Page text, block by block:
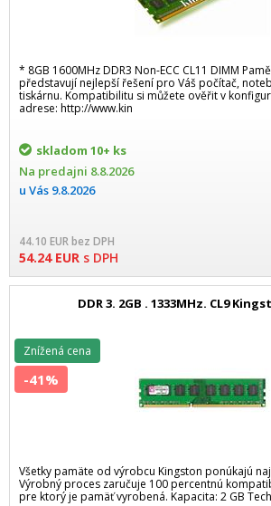
* 8GB 1600MHz DDR3 Non-ECC CL11 DIMM
představují nejlepší řešení pro Váš počítač,
tiskárnu. Kompatibilitu si můžete ověřit v
adrese: http://www.kin
skladom 10+ ks
Na predajni 8.8.2026
u Vás 9.8.2026
44.10 EURbez DPH
54.24EUR s DPH
DDR 3. 2GB . 1333MHz. CL9
Všetky pamäte od výrobcu Kingston ponúkajú
Výrobný proces zaručuje 100 percentnú
pre ktorý je pamäť vyrobená. Kapacita: 2 GB
Znížená cena
-41%